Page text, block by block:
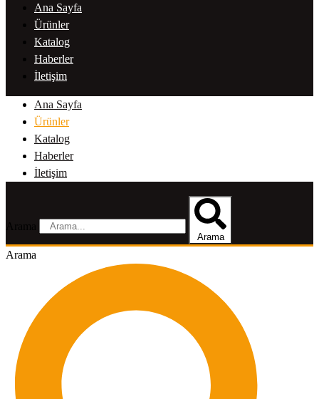
Ana Sayfa
Ürünler
Katalog
Haberler
İletişim
Ana Sayfa
Ürünler
Katalog
Haberler
İletişim
Arama
Arama